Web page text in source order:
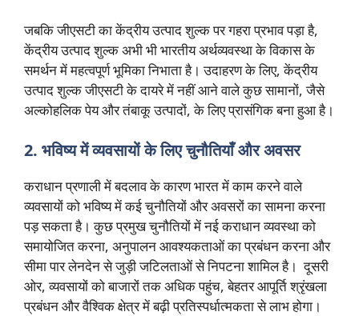
जबकि जीएसटी का केंद्रीय उत्पाद शुल्क पर गहरा प्रभाव पड़ा है,
केंद्रीय उत्पाद शुल्क अभी भी भारतीय अर्थव्यवस्था के विकास के
समर्थन में महत्वपूर्ण भूमिका निभाता है। उदाहरण के लिए, केंद्रीय
उत्पाद शुल्क जीएसटी के दायरे में नहीं आने वाले कुछ सामानों, जैसे
अल्कोहलिक पेय और तंबाकू उत्पादों, के लिए प्रासंगिक बना हुआ है।
2. भविष्य में व्यवसायों के लिए चुनौतियाँ और अवसर
कराधान प्रणाली में बदलाव के कारण भारत में काम करने वाले
व्यवसायों को भविष्य में कई चुनौतियों और अवसरों का सामना करना
पड़ सकता है। कुछ प्रमुख चुनौतियों में नई कराधान व्यवस्था को
समायोजित करना, अनुपालन आवश्यकताओं का प्रबंधन करना और
सीमा पार लेनदेन से जुड़ी जटिलताओं से निपटना शामिल है। दूसरी
ओर, व्यवसायों को बाजारों तक अधिक पहुंच, बेहतर आपूर्ति श्रृंखला
प्रबंधन और वैश्विक क्षेत्र में बढ़ी प्रतिस्पर्धात्मकता से लाभ होगा।